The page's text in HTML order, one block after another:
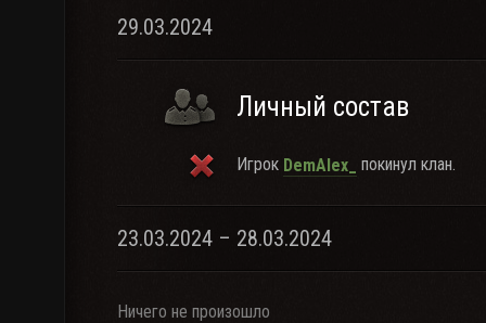
29.03.2024
Личный состав
Игрок DemAlex_ покинул клан.
23.03.2024 – 28.03.2024
Ничего не произошло